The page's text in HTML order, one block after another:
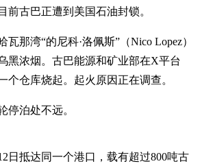
前古巴正遭到美国石油封锁。
那湾“的尼科·洛佩斯”（Nico Lopez）
黑浓烟。古巴能源和矿业部在X平台
个仓库烧起。起火原因正在调查。
停泊处不远。
日抵达同一个港口，载有超过800吨古